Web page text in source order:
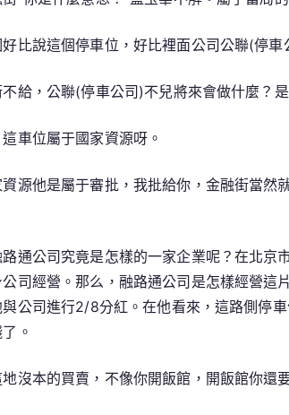
比說這個停車位，好比裡面公司公聯(停車
給，公聯(停車公司)不兒將來會做什麼？
車位屬于國家資源呀。
源他是屬于審批，我批給你，金融街當
通公司究竟是怎樣的一家企業呢？在北
司經營。那么，融路通公司是怎樣經營這
公司進行2/8分紅。在他看來，這路側停
。
沒本的買賣，不像你開飯館，開飯館你還